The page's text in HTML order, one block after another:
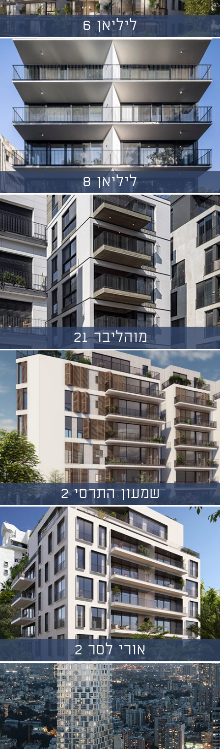
ליליאן 6
ליליאן 8
מוהליבר 21
שמעון התרסי 2
אורי לסר 2